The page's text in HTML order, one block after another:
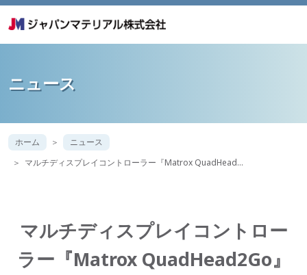
ニュース
ホーム
ニュース
マルチディスプレイコントローラー『Matrox QuadHead…
マルチディスプレイコントロー
ラー『Matrox QuadHead2Go』